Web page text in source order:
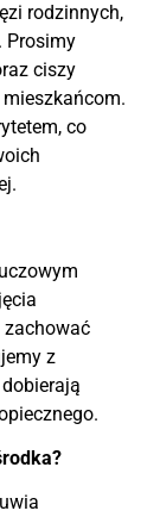
rodzinnych,
Prosimy
ciszy
co
zachować
z